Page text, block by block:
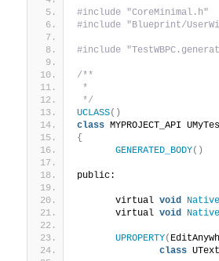
#include "CoreMinimal.h"
#include "Blueprint/
#include
/**
*
*/
UCLASS()
class MYPROJECT_API
{
GENERATED_BODY()
public:
	virtual
void
	virtual
void
UPROPERTY(
class